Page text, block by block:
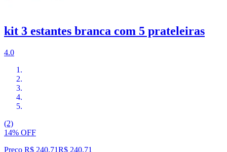
kit 3 estantes branca com 5 prateleiras
4.0
(2)
14% OFF
Preço R$ 240,71R$ 240,71